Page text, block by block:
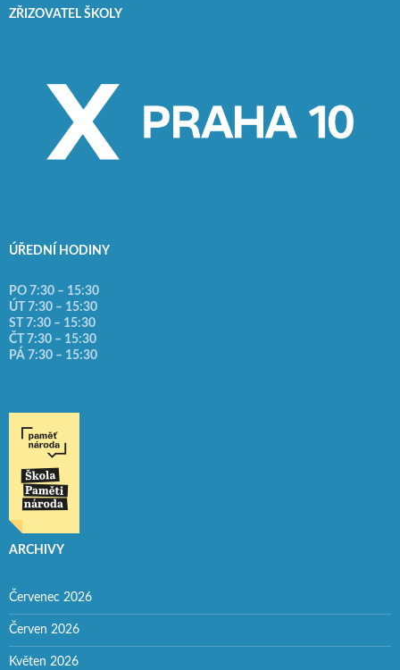
ZŘIZOVATEL ŠKOLY
ÚŘEDNÍ HODINY
PO 7:30 – 15:30
ÚT 7:30 – 15:30
ST 7:30 – 15:30
ČT 7:30 – 15:30
PÁ 7:30 – 15:30
ARCHIVY
Červenec 2026
Červen 2026
Květen 2026